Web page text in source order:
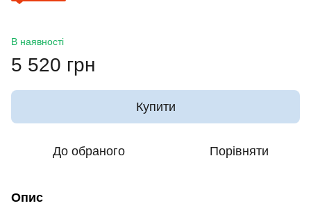
В наявності
5 520 грн
Купити
До обраного Порівняти
Опис